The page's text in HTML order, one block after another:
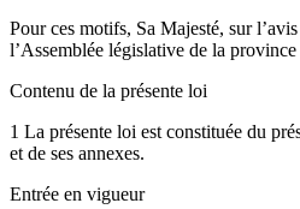
Pour ces motifs, Sa Majesté, sur
l’Assemblée législative de la
Contenu de la présente loi
1 La présente loi est constituée du
et de ses annexes.
Entrée en vigueur